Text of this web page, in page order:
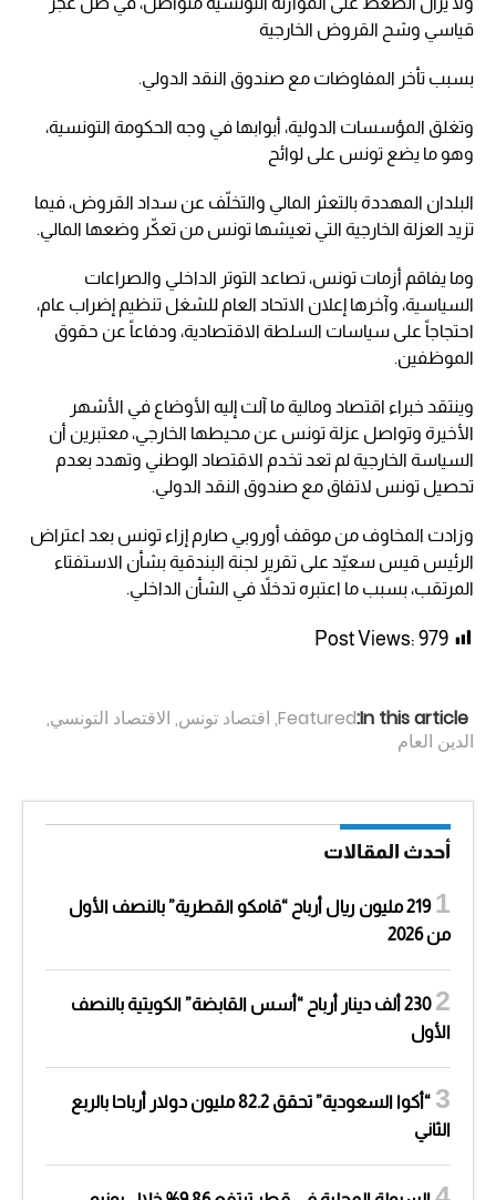
قياسي وشح القروض الخارجية
بسبب تأخر المفاوضات مع صندوق النقد الدولي.
وتغلق المؤسسات الدولية، أبوابها في وجه الحكومة التونسية،
وهو ما يضع تونس على لوائح
البلدان المهددة بالتعثر المالي والتخلّف عن سداد القروض، فيما
تزيد العزلة الخارجية التي تعيشها تونس من تعكّر وضعها المالي.
وما يفاقم أزمات تونس، تصاعد التوتر الداخلي والصراعات
السياسية، وآخرها إعلان الاتحاد العام للشغل تنظيم إضراب عام،
احتجاجاً على سياسات السلطة الاقتصادية، ودفاعاً عن حقوق
الموظفين.
وينتقد خبراء اقتصاد ومالية ما آلت إليه الأوضاع في الأشهر
الأخيرة وتواصل عزلة تونس عن محيطها الخارجي، معتبرين أن
السياسة الخارجية لم تعد تخدم الاقتصاد الوطني وتهدد بعدم
تحصيل تونس لاتفاق مع صندوق النقد الدولي.
وزادت المخاوف من موقف أوروبي صارم إزاء تونس بعد اعتراض
الرئيس قيس سعيّد على تقرير لجنة البندقية بشأن الاستفتاء
المرتقب، بسبب ما اعتبره تدخلاً في الشأن الداخلي.
Post Views: 979
In this article:
Featured
, اقتصاد تونس, الاقتصاد التونسي,
الدين العام
أحدث المقالات
219 مليون ريال أرباح “قامكو القطرية” بالنصف الأول
من 2026
230 ألف دينار أرباح “أسس القابضة” الكويتية بالنصف
الأول
“أكوا السعودية” تحقق 82.2 مليون دولار أرباحا بالربع
الثاني